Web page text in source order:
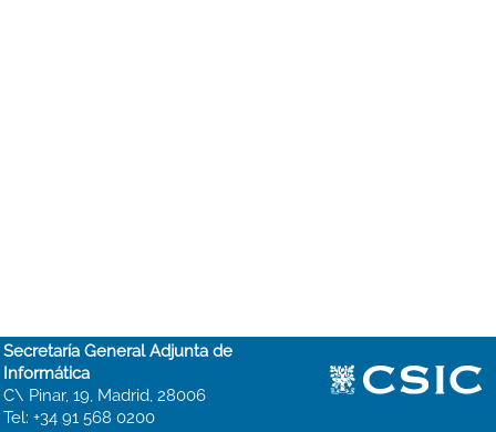
Secretaría General Adjunta de
Informática
C\ Pinar, 19, Madrid, 28006
Tel: +34 91 568 0200